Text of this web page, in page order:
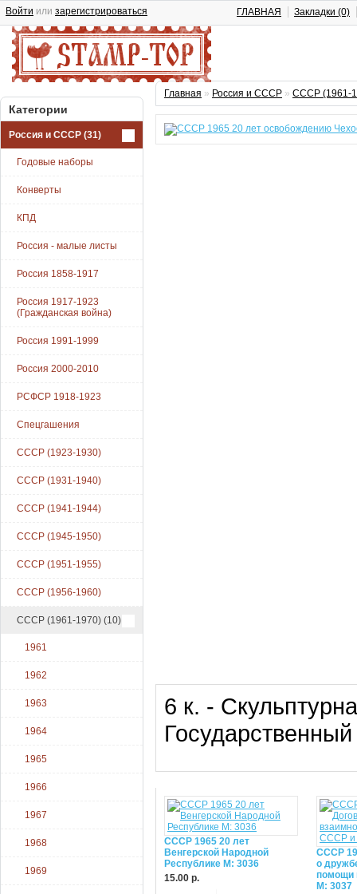
Войти или зарегистрироваться ГЛАВНАЯ Закладки (0)
Категории
Россия и СССР (31)
Годовые наборы
Конверты
КПД
Россия - малые листы
Россия 1858-1917
Россия 1917-1923
(Гражданская война)
Россия 1991-1999
Россия 2000-2010
РСФСР 1918-1923
Спецгашения
СССР (1923-1930)
СССР (1931-1940)
СССР (1941-1944)
СССР (1945-1950)
СССР (1951-1955)
СССР (1956-1960)
СССР (1961-1970) (10)
1961
1962
1963
1964
1965
1966
1967
1968
1969
Главная » Россия и СССР » СССР (1961-
6 к. -
СССР 1965 20 лет
Венгерской Народной
Республике М: 3036
15.00 р.
СССР
о
помощи
М: 3037